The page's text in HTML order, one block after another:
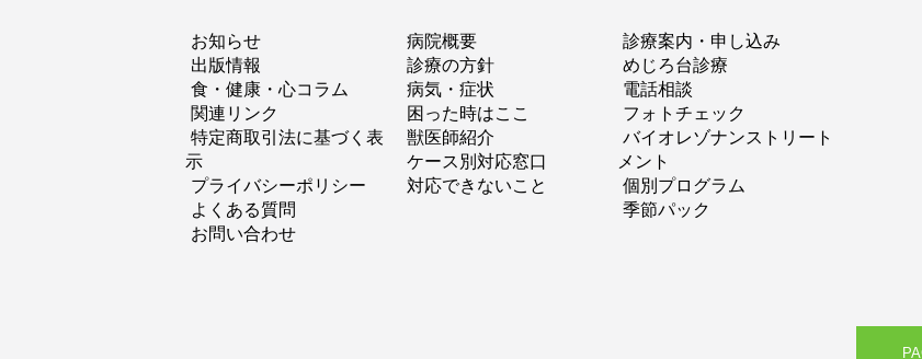
お知らせ
出版情報
食・健康・心コラム
関連リンク
特定商取引法に基づく表
示
プライバシーポリシー
よくある質問
お問い合わせ
病院概要
診療の方針
病気・症状
困った時はここ
獣医師紹介
ケース別対応窓口
対応できないこと
診療案内・申し込み
めじろ台診療
電話相談
フォトチェック
バイオレゾナンストリート
メント
個別プログラム
季節パック